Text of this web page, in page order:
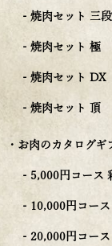
- 焼肉セット 三
- 焼肉セット 極
- 焼肉セット DX
- 焼肉セット 頂
・お肉のカタログギ
- 5,000円コース
- 10,000円コー
- 20,000円コー